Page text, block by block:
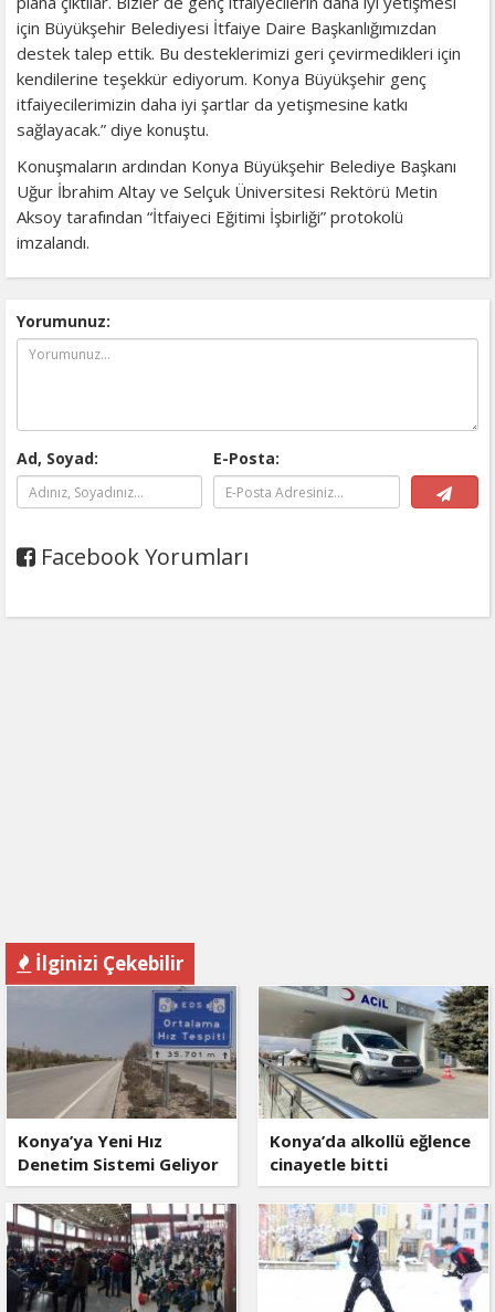
için Büyükşehir Belediyesi İtfaiye Daire Başkanlığımızdan
destek talep ettik. Bu desteklerimizi geri çevirmedikleri için
kendilerine teşekkür ediyorum. Konya Büyükşehir genç
itfaiyecilerimizin daha iyi şartlar da yetişmesine katkı
sağlayacak.” diye konuştu.
Konuşmaların ardından Konya Büyükşehir Belediye Başkanı
Uğur İbrahim Altay ve Selçuk Üniversitesi Rektörü Metin
Aksoy tarafından “İtfaiyeci Eğitimi İşbirliği” protokolü
imzalandı.
Yorumunuz:
Ad, Soyad: E-Posta:
Facebook Yorumları
İlginizi Çekebilir
Konya’ya Yeni Hız
Denetim Sistemi Geliyor
Konya’da alkollü eğlence
cinayetle bitti